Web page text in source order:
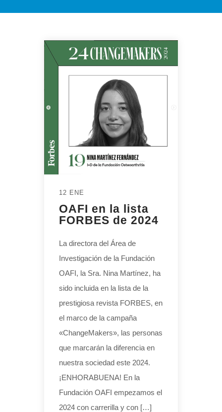
12 ENE
OAFI en la lista
FORBES de 2024
La directora del Área de
Investigación de la Fundación
OAFI, la Sra. Nina Martínez, ha
sido incluida en la lista de la
prestigiosa revista FORBES, en
el marco de la campaña
«ChangeMakers», las personas
que marcarán la diferencia en
nuestra sociedad este 2024.
¡ENHORABUENA! En la
Fundación OAFI empezamos el
2024 con carrerilla y con […]